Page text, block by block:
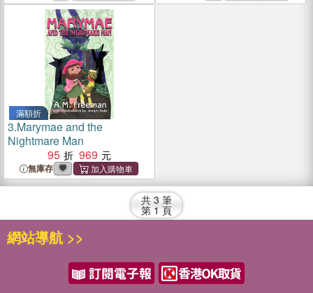
滿額折
3.Marymae and the
Nightmare Man
95
969
無庫存
共 3 筆
第 1 頁
網站導航 >>